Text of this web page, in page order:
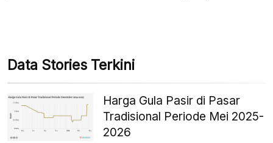
Data Stories Terkini
Harga Gula Pasir di Pasar
Tradisional Periode Mei 2025-
2026